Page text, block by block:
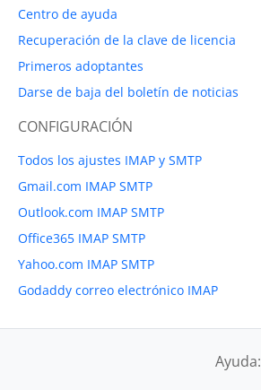
Centro de ayuda
Recuperación de la clave de licencia
Primeros adoptantes
Darse de baja del boletín de noticias
CONFIGURACIÓN
Todos los ajustes IMAP y SMTP
Gmail.com IMAP SMTP
Outlook.com IMAP SMTP
Office365 IMAP SMTP
Yahoo.com IMAP SMTP
Godaddy correo electrónico IMAP
Ayuda: